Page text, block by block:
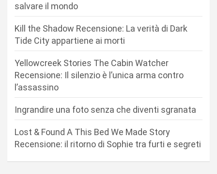
salvare il mondo
Kill the Shadow Recensione: La verità di Dark
Tide City appartiene ai morti
Yellowcreek Stories The Cabin Watcher
Recensione: Il silenzio è l’unica arma contro
l’assassino
Ingrandire una foto senza che diventi sgranata
Lost & Found A This Bed We Made Story
Recensione: il ritorno di Sophie tra furti e segreti